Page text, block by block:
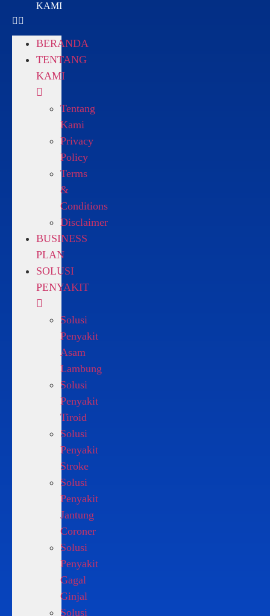
KAMI
BERANDA
TENTANG
KAMI
Tentang
Kami
Privacy
Policy
Terms
&
Conditions
Disclaimer
BUSINESS
PLAN
SOLUSI
PENYAKIT
Solusi
Penyakit
Asam
Lambung
Solusi
Penyakit
Tiroid
Solusi
Penyakit
Stroke
Solusi
Penyakit
Jantung
Coroner
Solusi
Penyakit
Gagal
Ginjal
Solusi